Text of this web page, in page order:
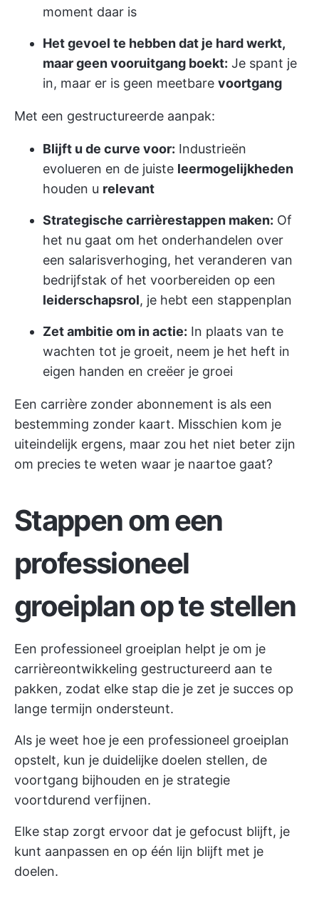
moment daar is
Het gevoel te hebben dat je hard werkt,
maar geen vooruitgang boekt: Je spant je
in, maar er is geen meetbare voortgang
Met een gestructureerde aanpak:
Blijft u de curve voor: Industrieën
evolueren en de juiste leermogelijkheden
houden u relevant
Strategische carrièrestappen maken: Of
het nu gaat om het onderhandelen over
een salarisverhoging, het veranderen van
bedrijfstak of het voorbereiden op een
leiderschapsrol, je hebt een stappenplan
Zet ambitie om in actie: In plaats van te
wachten tot je groeit, neem je het heft in
eigen handen en creëer je groei
Een carrière zonder abonnement is als een
bestemming zonder kaart. Misschien kom je
uiteindelijk ergens, maar zou het niet beter zijn
om precies te weten waar je naartoe gaat?
Stappen om een
professioneel
groeiplan op te stellen
Een professioneel groeiplan helpt je om je
carrièreontwikkeling gestructureerd aan te
pakken, zodat elke stap die je zet je succes op
lange termijn ondersteunt.
Als je weet hoe je een professioneel groeiplan
opstelt, kun je duidelijke doelen stellen, de
voortgang bijhouden en je strategie
voortdurend verfijnen.
Elke stap zorgt ervoor dat je gefocust blijft, je
kunt aanpassen en op één lijn blijft met je
doelen.